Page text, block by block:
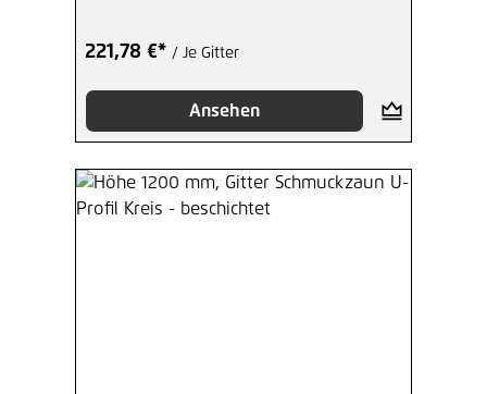
221,78 €* / Je Gitter
Ansehen